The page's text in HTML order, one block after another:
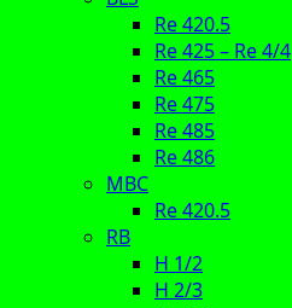
Re 420.5
Re 425 – Re 4/4
Re 465
Re 475
Re 485
Re 486
MBC
Re 420.5
RB
H 1/2
H 2/3